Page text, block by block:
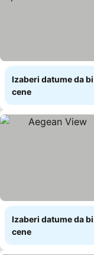
Izaberi datume da
cene
Izaberi datume da
cene